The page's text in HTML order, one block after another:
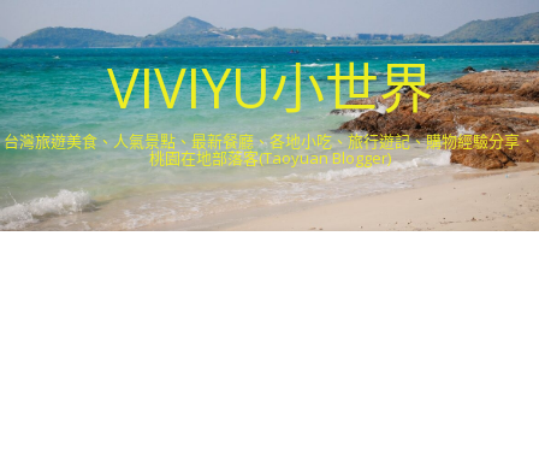
VIVIYU小世界
台灣旅遊美食、人氣景點、最新餐廳、各地小吃、旅行遊記、購物經驗分享．
桃園在地部落客(Taoyuan Blogger)